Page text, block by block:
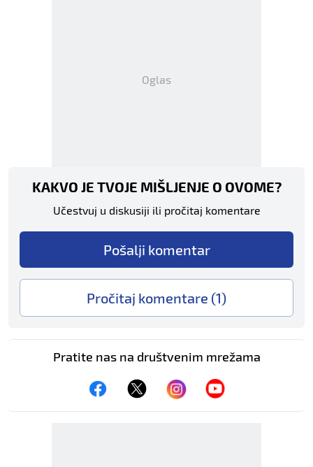
Oglas
KAKVO JE TVOJE MIŠLJENJE O OVOME?
Učestvuj u diskusiji ili pročitaj komentare
Pošalji komentar
Pročitaj komentare (1)
Pratite nas na društvenim mrežama